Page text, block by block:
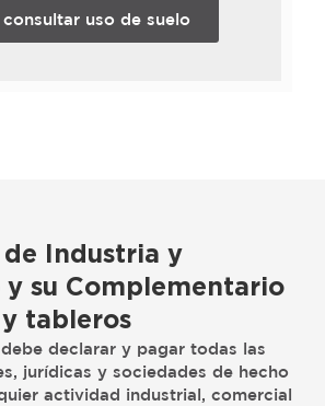
consultar uso de suelo
Industria y
y su Complementario
tableros
declarar y pagar todas las
jurídicas y sociedades de hecho
actividad industrial, comercial